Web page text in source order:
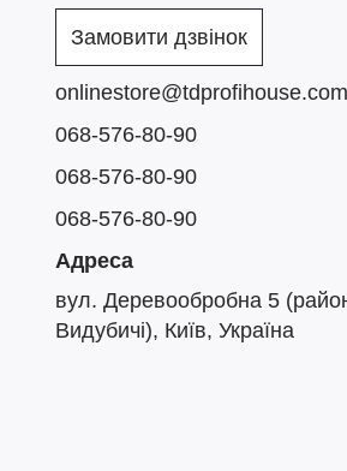
Замовити дзвінок
onlinestore@tdprofihouse.com
068-576-80-90
068-576-80-90
068-576-80-90
Адреса
вул. Деревообробна 5
Видубичі), Київ, Україна